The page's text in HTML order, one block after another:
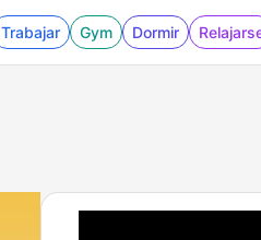
Trabajar Gym Dormir